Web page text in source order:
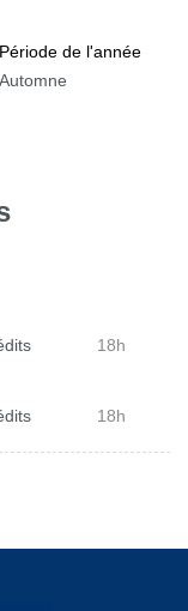
Période de l'année
Automne
18h
18h